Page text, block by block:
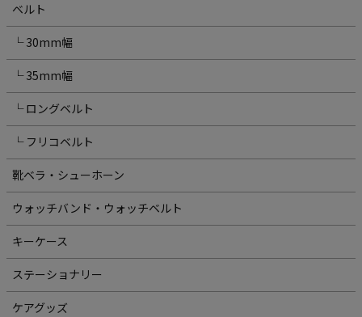
ベルト
└ 30mm幅
└ 35mm幅
└ ロングベルト
└ フリコベルト
靴ベラ・シューホーン
ウォッチバンド・ウォッチベルト
キーケース
ステーショナリー
ケアグッズ